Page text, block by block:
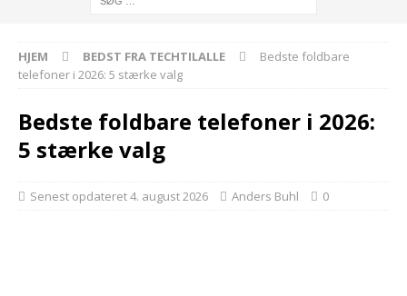
HJEM BEDST FRA TECHTILALLE
Bedste foldbare
telefoner i 2026: 5 stærke valg
Bedste foldbare telefoner i 2026:
5 stærke valg
Senest opdateret 4. august 2026 Anders Buhl 0